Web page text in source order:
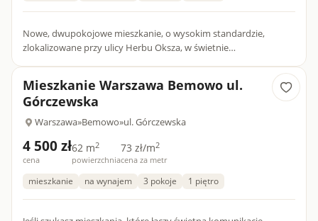
Nowe, dwupokojowe mieszkanie, o wysokim standardzie,
zlokalizowane przy ulicy Herbu Oksza, w świetnie
Mieszkanie Warszawa Bemowo ul.
Górczewska
Warszawa»Bemowo»ul. Górczewska
4 500 zł
cena
62 m2
powierzchnia
73 zł/m2
cena za metr
mieszkanie na wynajem 3 pokoje 1 piętro